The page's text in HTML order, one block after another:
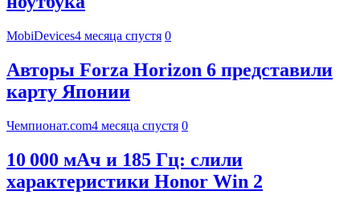
MobiDevices4 месяца спустя 0
Авторы Forza Horizon 6 представили
карту Японии
Чемпионат.com4 месяца спустя 0
10 000 мАч и 185 Гц: слили
характеристики Honor Win 2